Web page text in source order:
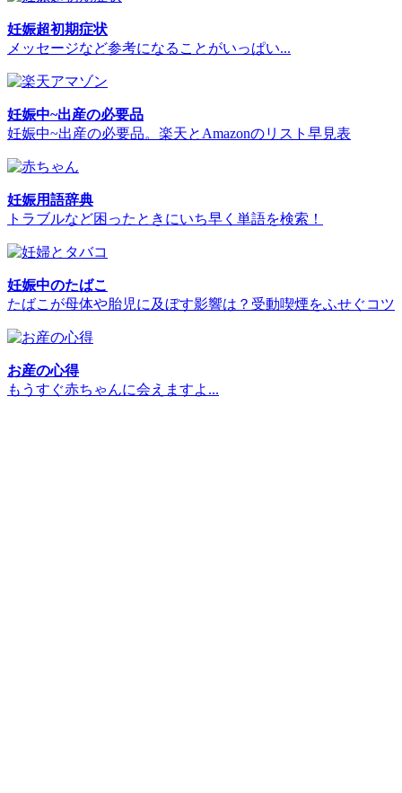
妊娠超初期症状
メッセージなど参考になることがいっぱい...
妊娠中~出産の必要品
妊娠中~出産の必要品。楽天とAmazonのリスト早見表
妊娠用語辞典
トラブルなど困ったときにいち早く単語を検索！
妊娠中のたばこ
たばこが母体や胎児に及ぼす影響は？受動喫煙をふせぐコツ
お産の心得
もうすぐ赤ちゃんに会えますよ...